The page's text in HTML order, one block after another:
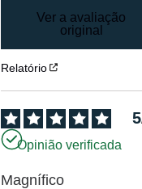
Ver a avaliação
original
Relatório
5
Opinião verificada
Magnífico